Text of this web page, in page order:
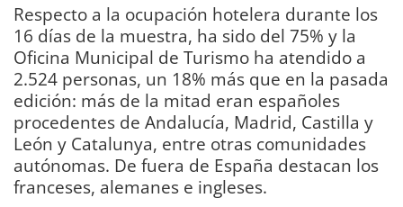
Respecto a la ocupación hotelera durante los
16 días de la muestra, ha sido del 75% y la
Oficina Municipal de Turismo ha atendido a
2.524 personas, un 18% más que en la pasada
edición: más de la mitad eran españoles
procedentes de Andalucía, Madrid, Castilla y
León y Catalunya, entre otras comunidades
autónomas. De fuera de España destacan los
franceses, alemanes e ingleses.